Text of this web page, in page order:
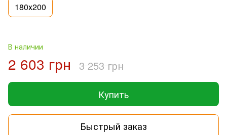
180х200
В наличии
2 603 грн 3 253 грн
Купить
Быстрый заказ